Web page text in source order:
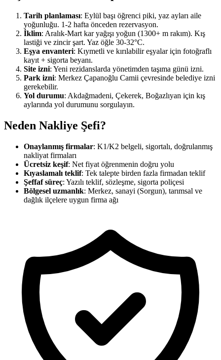
Tarih planlaması: Eylül başı öğrenci piki, yaz ayları aile
yoğunluğu. 1-2 hafta önceden rezervasyon.
İklim: Aralık-Mart kar yağışı yoğun (1300+ m rakım). Kış
lastiği ve zincir şart. Yaz öğle 30-32°C.
Eşya envanteri: Kıymetli ve kırılabilir eşyalar için fotoğraflı
kayıt + sigorta beyanı.
Site izni: Yeni rezidanslarda yönetimden taşıma günü izni.
Park izni: Merkez Çapanoğlu Camii çevresinde belediye izni
gerekebilir.
Yol durumu: Akdağmadeni, Çekerek, Boğazlıyan için kış
aylarında yol durumunu sorgulayın.
Neden Nakliye Şefi?
Onaylanmış firmalar: K1/K2 belgeli, sigortalı, doğrulanmış
nakliyat firmaları
Ücretsiz keşif: Net fiyat öğrenmenin doğru yolu
Kıyaslamalı teklif: Tek talepte birden fazla firmadan teklif
Şeffaf süreç: Yazılı teklif, sözleşme, sigorta poliçesi
Bölgesel uzmanlık: Merkez, sanayi (Sorgun), tarımsal ve
dağlık ilçelere uygun firma ağı